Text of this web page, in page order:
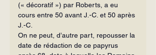
(« décoratif ») par Roberts, a eu
cours entre 50 avant J.-C. et 50 après
J.-C.
On ne peut, d’autre part, repousser la
date de rédaction de ce papyrus